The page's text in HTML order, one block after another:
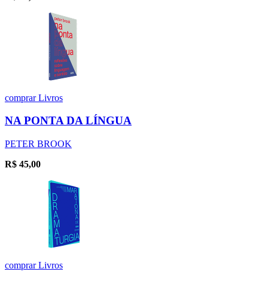
comprarLivros
NA PONTA DA LÍNGUA
PETER BROOK
R$ 45,00
comprarLivros